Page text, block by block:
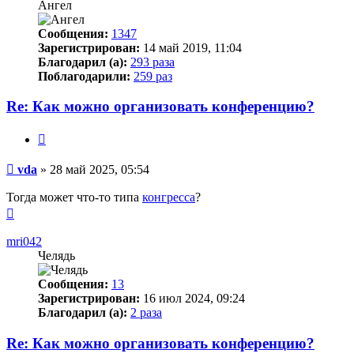
Ангел
Сообщения: 1347
Зарегистрирован: 14 май 2019, 11:04
Благодарил (а): 293 раза
Поблагодарили: 259 раз
Re: Как можно организовать конференцию?
Сообщение
vda » 28 май 2025, 05:54
Тогда может что-то типа конгресса?
началу
mri042
Челядь
Сообщения: 13
Зарегистрирован: 16 июл 2024, 09:24
Благодарил (а): 2 раза
Re: Как можно организовать конференцию?